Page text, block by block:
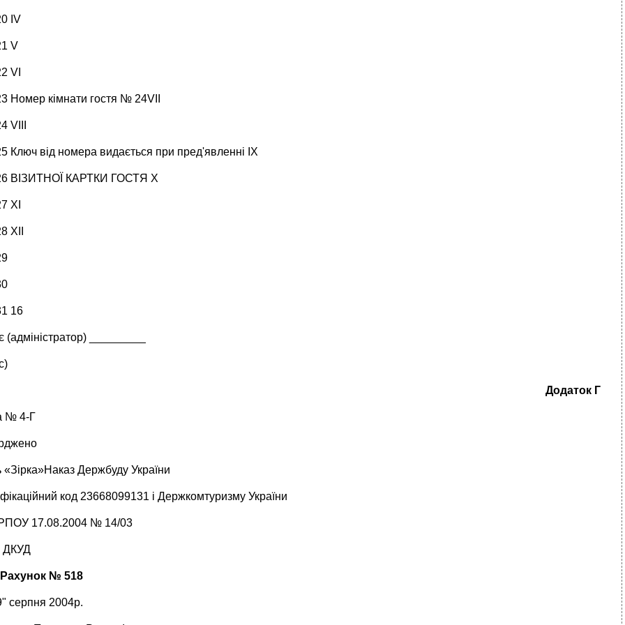
IV
V
VI
Номер кімнати гостя № 24VII
VIII
Ключ від номера видається при пред'явленні IX
ВІЗИТНОЇ КАРТКИ ГОСТЯ X
XI
XII
16
(адміністратор) _________
Додаток Г
№ 4-Г
«Зірка»Наказ Держбуду України
код 23668099131 і Держкомтуризму України
17.08.2004 № 14/03
ДКУД
Рахунок № 518
серпня 2004р.